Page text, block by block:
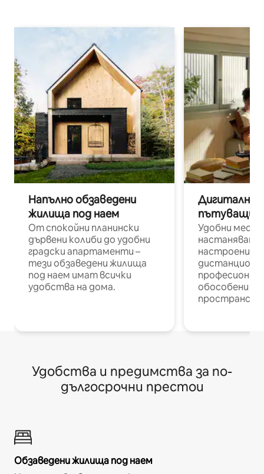
Напълно обзаведени
жилища под наем
От спокойни планински
дървени колиби до удобни
градски апартаменти –
тези обзаведени жилища
под наем имат всички
удобства на дома.
Дигитални
пътуващи
Удобни
настаняване
настроени и
обособени
Удобства и предимства за по-
дългосрочни престои
Обзаведени жилища под наем